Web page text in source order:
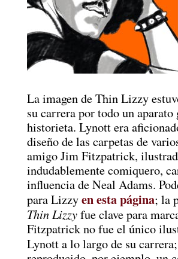
La imagen de Thin Lizzy
su carrera por todo un
historieta. Lynott era
diseño de las carpetas de
amigo Jim Fitzpatrick,
indudablemente comiquero,
influencia de Neal Adams.
para Lizzyen esta página; la
Thin Lizzyfue clave para
Fitzpatrick no fue el único
Lynott a lo largo de su